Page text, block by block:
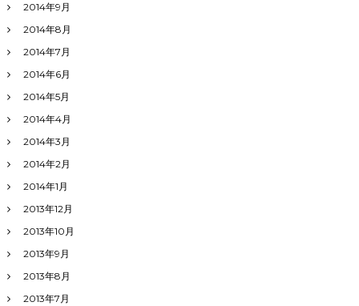
2014年9月
2014年8月
2014年7月
2014年6月
2014年5月
2014年4月
2014年3月
2014年2月
2014年1月
2013年12月
2013年10月
2013年9月
2013年8月
2013年7月